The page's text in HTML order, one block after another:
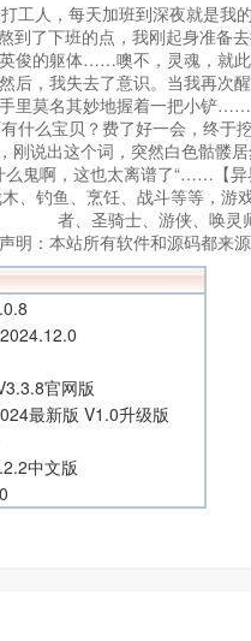
工人，每天加班到深夜就是我
到了下班的点，我刚起身准备
俊的躯体……噢不，灵魂，就
，我失去了意识。当我再次
里莫名其妙地握着一把小铲
什么宝贝？费了好一会，终于
刚说出这个词，突然白色骷髅
鬼啊，这也太离谱了“……【异
、钓鱼、烹饪、战斗等等，
者、圣骑士、游侠、唤灵
明： 本站所有软件和源码都来
官网版
最新版 V1.0升级版
中文版